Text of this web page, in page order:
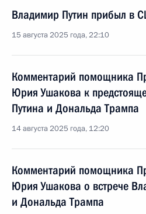
Владимир Путин прибыл в
15 августа 2025 года, 22:10
Комментарий помощника
Юрия Ушакова к
Путина и Дональда Трампа
14 августа 2025 года, 12:20
Комментарий помощника
Юрия Ушакова о встрече
и Дональда Трампа